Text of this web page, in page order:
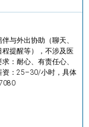
与外出协助（聊天、
提醒等），不涉及医
：耐心、有责任心、
资：25–30/小时，具体